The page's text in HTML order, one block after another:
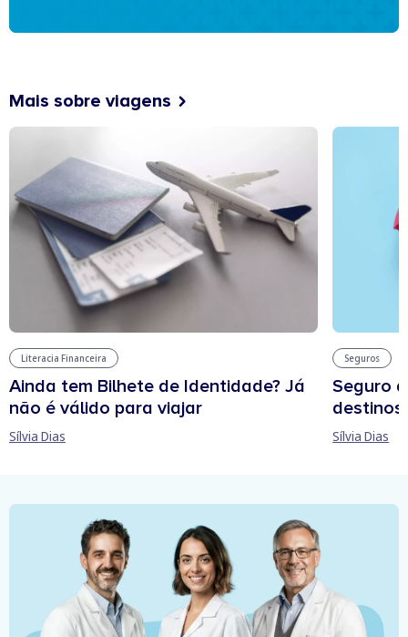
Mais sobre viagens
Literacia Financeira
Ainda tem Bilhete de Identidade? Já
não é válido para viajar
Sílvia Dias
Seguros
Seguro
Sílvia Dias